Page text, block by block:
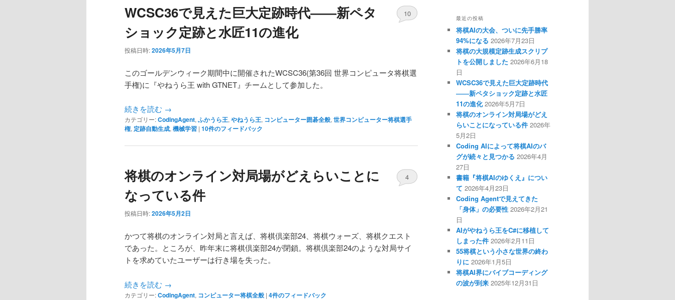
WCSC36で見えた巨大定跡時代――新ペタ
ショック定跡と水匠11の進化
投稿日時:2026年5月7日
10
このゴールデンウィーク期間中に開催されたWCSC36(第36回 世界コンピュータ将棋選
手権)に『やねうら王 with GTNET』チームとして参加した。
続きを読む →
カテゴリー:CodingAgent, ふかうら王, やねうら王, コンピューター囲碁全般, 世界コンピューター将棋選手
権, 定跡自動生成, 機械学習 | 10件のフィードバック
将棋のオンライン対局場がどえらいことに
なっている件
投稿日時:2026年5月2日
4
かつて将棋のオンライン対局と言えば、将棋倶楽部24、将棋ウォーズ、将棋クエスト
であった。ところが、昨年末に将棋倶楽部24が閉鎖。将棋倶楽部24のような対局サイ
トを求めていたユーザーは行き場を失った。
続きを読む →
カテゴリー:CodingAgent, コンピューター将棋全般 | 4件のフィードバック
最近の投稿
将棋AIの大会、ついに先手勝率
94%になる 2026年7月23日
将棋の大規模定跡生成スクリプ
トを公開しました 2026年6月18
日
WCSC36で見えた巨大定跡時代
――新ペタショック定跡と水匠
11の進化 2026年5月7日
将棋のオンライン対局場がどえ
らいことになっている件 2026年
5月2日
Coding AIによって将棋AIのバ
グが続々と見つかる 2026年4月
27日
書籍『将棋AIのゆくえ』につい
て 2026年4月23日
Coding Agentで見えてきた
「身体」の必要性 2026年2月21
日
AIがやねうら王をC#に移植して
しまった件 2026年2月11日
55将棋という小さな世界の終わ
りに 2026年1月5日
将棋AI界にバイブコーディング
の波が到来 2025年12月31日